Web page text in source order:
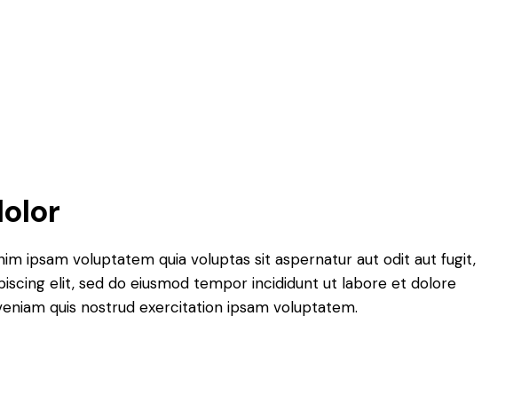
ipsam voluptatem quia voluptas sit aspernatur aut odit aut fugit,
elit, sed do eiusmod tempor incididunt ut labore et dolore
quis nostrud exercitation ipsam voluptatem.